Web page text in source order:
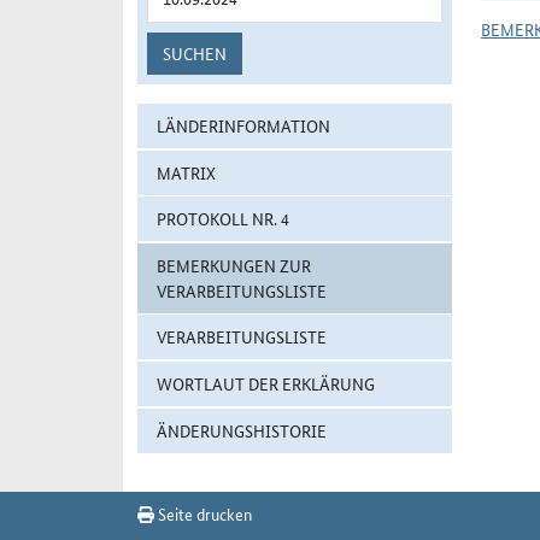
SUCHEN
LÄNDERINFORMATION
MATRIX
PROTOKOLL NR. 4
BEMERKUNGEN ZUR
VERARBEITUNGSLISTE
VERARBEITUNGSLISTE
WORTLAUT DER ERKLÄRUNG
ÄNDERUNGSHISTORIE
Seite drucken